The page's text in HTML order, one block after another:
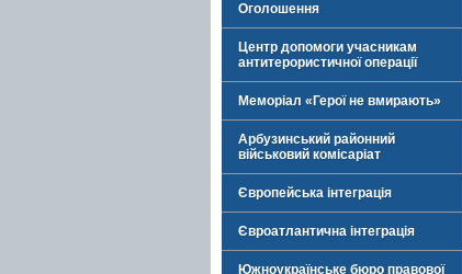
Оголошення
Центр допомоги учасникам
антитерористичної операції
Меморіал «Герої не вмирають»
Арбузинський районний
військовий комісаріат
Європейська інтеграція
Євроатлантична інтеграція
Южноукраїнське бюро правової